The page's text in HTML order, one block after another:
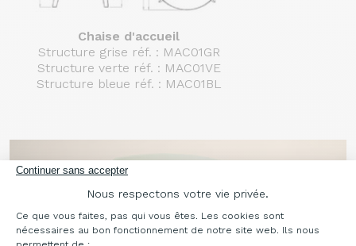
Nous respectons votre vie privée.
Plateforme de Gestion du Consentement :
Ce que vous faites, pas qui vous êtes. Les cookies sont
Chaise d'accueil
Structure grise réf. : MAC01GR
Structure verte réf. : MAC01VE
Structure bleue réf. : MAC01BL